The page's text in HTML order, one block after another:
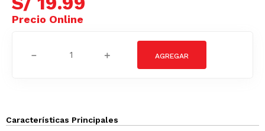
＋
－
Características Principales